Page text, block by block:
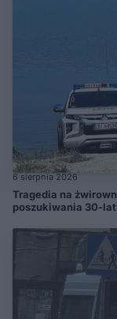
6 sierpnia 2026
Tragedia na
poszukiwania 30-